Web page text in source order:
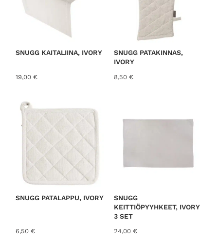
t
SNUGG KAITALIINA, IVORY
19,00 €
SNUGG PATAKINNAS,
IVORY
8,50 €
SNUGG PATALAPPU, IVORY
6,50 €
SNUGG
KEITTIÖPYYHKEET, IVORY
3 SET
24,00 €